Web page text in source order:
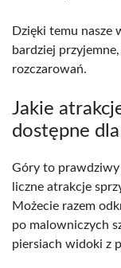
Dzięki temu nasze
bardziej
rozczarowań.
Jakie
dostępne
Góry to prawdziwy
liczne atrakcje
Możecie razem
po malowniczych
piersiach widoki z